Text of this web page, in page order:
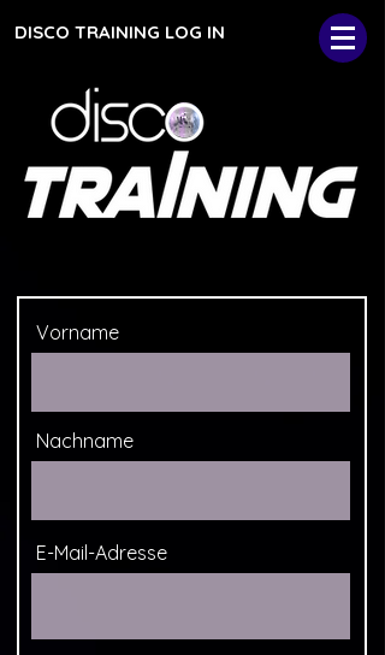
DISCO TRAINING LOG IN
Vorname
Nachname
E-Mail-Adresse